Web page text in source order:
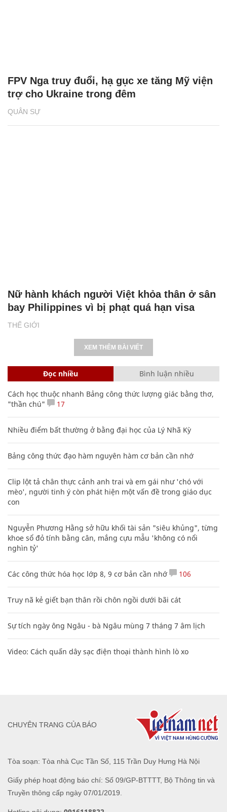
QUÂN SỰ
FPV Nga truy đuổi, hạ gục xe tăng Mỹ viện
trợ cho Ukraine trong đêm
THẾ GIỚI
Nữ hành khách người Việt khỏa thân ở sân
bay Philippines vì bị phạt quá hạn visa
XEM THÊM BÀI VIẾT
Đọc nhiều Bình luận nhiều
Cách học thuộc nhanh Bảng công thức lượng giác bằng thơ,
"thần chú"
17
Nhiều điểm bất thường ở bằng đại học của Lý Nhã Kỳ
Bảng công thức đạo hàm nguyên hàm cơ bản cần nhớ
Clip lột tả chân thực cảnh anh trai và em gái như 'chó với
mèo', người tinh ý còn phát hiện một vấn đề trong giáo dục
con
Nguyễn Phương Hằng sở hữu khối tài sản "siêu khủng", từng
khoe sổ đỏ tính bằng cân, mắng cựu mẫu 'không có nổi
nghìn tỷ'
Các công thức hóa học lớp 8, 9 cơ bản cần nhớ 106
Truy nã kẻ giết bạn thân rồi chôn ngồi dưới bãi cát
Sự tích ngày ông Ngâu - bà Ngâu mùng 7 tháng 7 âm lịch
Video: Cách quấn dây sạc điện thoại thành hình lò xo
Tòa soạn: Tòa nhà Cục Tần Số, 115 Trần Duy Hưng Hà Nội
Giấy phép hoạt động báo chí: Số 09/GP-BTTTT, Bộ Thông tin và
Truyền thông cấp ngày 07/01/2019.
CHUYÊN TRANG CỦA BÁO